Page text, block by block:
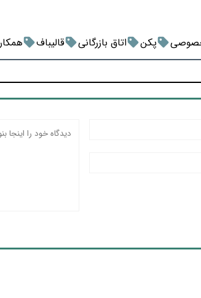
پکن اتاق بازرگانی قالیباف